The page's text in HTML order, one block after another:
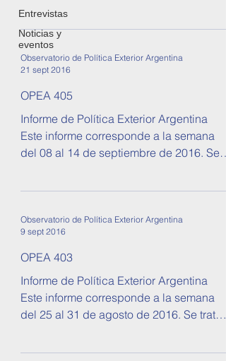
Entrevistas
Noticias y
eventos
tratan temas sobre...
Observatorio de Política Exterior Argentina
21 sept 2016
OPEA 405
Informe de Política Exterior Argentina
Este informe corresponde a la semana
del 08 al 14 de septiembre de 2016. Se
Observatorio de Política Exterior Argentina
9 sept 2016
OPEA 403
Informe de Política Exterior Argentina
Este informe corresponde a la semana
del 25 al 31 de agosto de 2016. Se tratan